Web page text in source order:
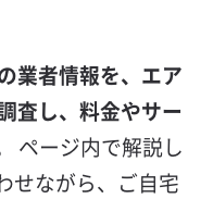
業者情報を、エア
査し、料金やサー
ページ内で解説し
せながら、ご自宅